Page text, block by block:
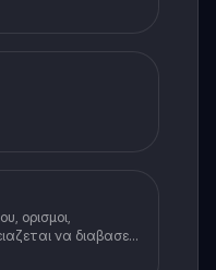
ορισμοι,
να διαβασεις